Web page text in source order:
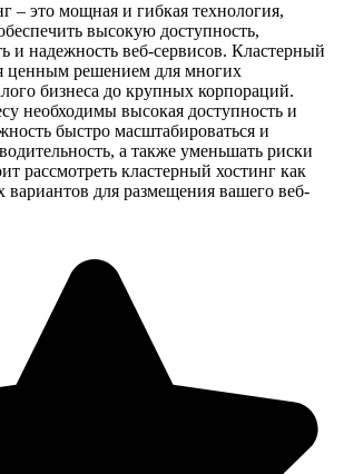
– это мощная и гибкая технология,
высокую доступность,
и надежность веб-сервисов. Кластерный
ценным решением для многих
бизнеса до крупных корпораций.
необходимы высокая доступность и
быстро масштабироваться и
а также уменьшать риски
рассмотреть кластерный хостинг как
для размещения вашего веб-